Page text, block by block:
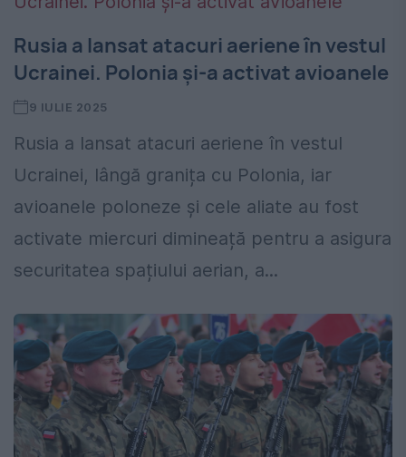
Rusia a lansat atacuri aeriene în vestul
Ucrainei. Polonia și-a activat avioanele
9 IULIE 2025
Rusia a lansat atacuri aeriene în vestul
Ucrainei, lângă granița cu Polonia, iar
avioanele poloneze și cele aliate au fost
activate miercuri dimineață pentru a asigura
securitatea spațiului aerian, a...